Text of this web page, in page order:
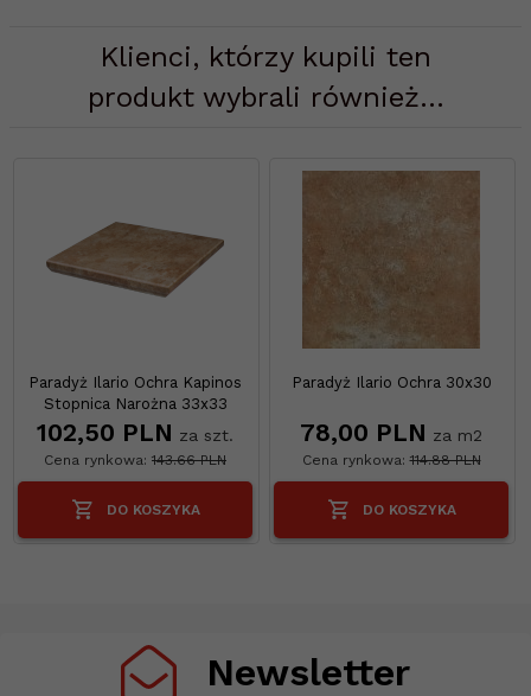
Klienci, którzy kupili ten
produkt wybrali również...
Paradyż Ilario Ochra Kapinos
Stopnica Narożna 33x33
102,50 PLN za szt.
Cena rynkowa: 143.66 PLN
DO KOSZYKA
Paradyż Ilario Ochra 30x30
78,00 PLN za m2
Cena rynkowa:114.88 PLN
DO KOSZYKA
Newsletter